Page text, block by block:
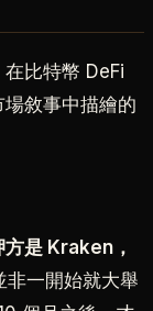
比特幣 DeFi
敘事中描繪的
是 Kraken，
一開始就大舉